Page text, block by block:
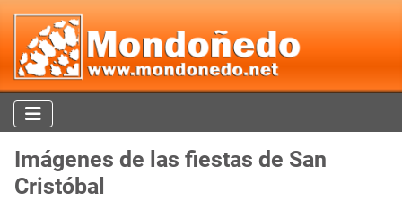
Imágenes de las fiestas de San
Cristóbal